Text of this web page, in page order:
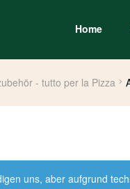
Home
- tutto per la Pizza
uns, aber aufgrund